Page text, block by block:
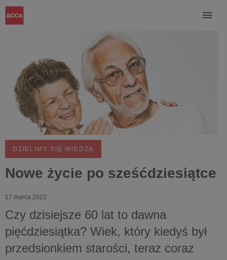
DZIELIMY SIĘ WIEDZĄ
Nowe życie po sześćdziesiątce
17 marca 2022
Czy dzisiejsze 60 lat to dawna
pięćdziesiątka? Wiek, który kiedyś był
przedsionkiem starości, teraz coraz